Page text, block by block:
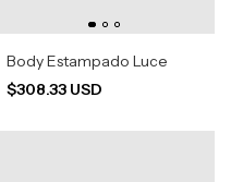
Body Estampado Luce
$308.33 USD